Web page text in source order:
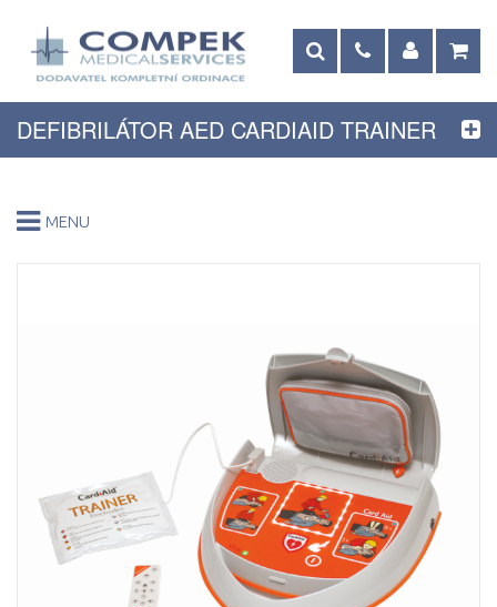
DEFIBRILÁTOR AED CARDIAID TRAINER
MENU